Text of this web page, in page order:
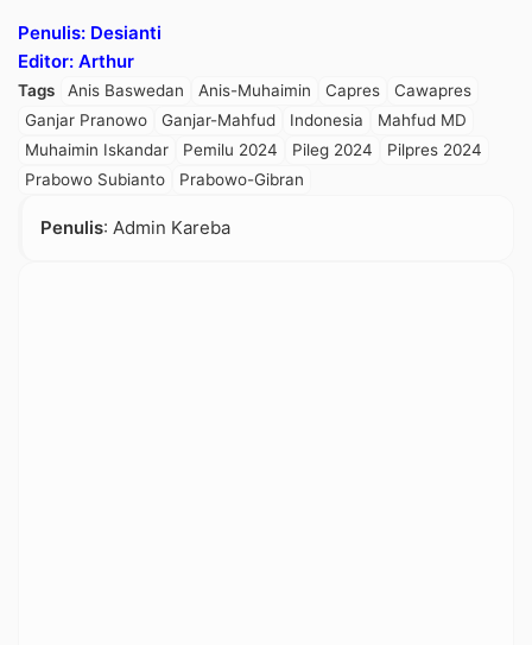
Penulis: Desianti
Editor: Arthur
Tags Anis Baswedan Anis-Muhaimin Capres
Cawapres
Ganjar Pranowo
Ganjar-Mahfud Indonesia
Mahfud MD
Muhaimin Iskandar
Pemilu 2024 Pileg 2024
Pilpres 2024
Prabowo Subianto
Prabowo-Gibran
Penulis: Admin Kareba